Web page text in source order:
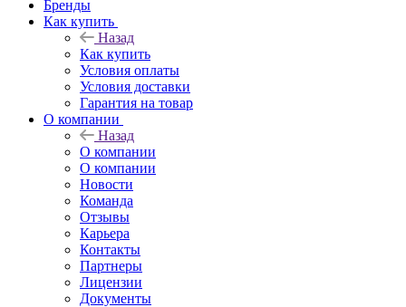
Бренды
Как купить
Назад
Как купить
Условия оплаты
Условия доставки
Гарантия на товар
О компании
Назад
О компании
О компании
Новости
Команда
Отзывы
Карьера
Контакты
Партнеры
Лицензии
Документы